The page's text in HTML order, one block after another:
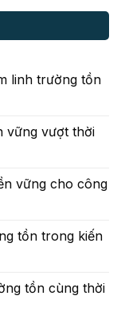
linh trường tồn
vững vượt thời
vững cho công
tồn trong kiến
tồn cùng thời